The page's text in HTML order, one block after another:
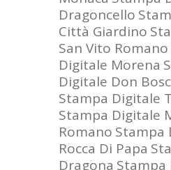
Dragoncello
Città Giardino
San Vito Romano
Digitale Morena
Digitale Don
Stampa Digitale
Stampa Digitale
Romano Stampa
Rocca Di Papa
Dragona Stampa